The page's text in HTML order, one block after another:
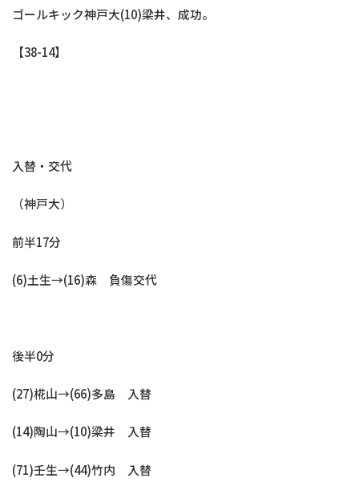
ゴールキック神戸大(10)梁井、成功。
【38-14】
入替・交代
（神戸大）
前半17分
(6)土生→(16)森 負傷交代
後半0分
(27)椛山→(66)多島 入替
(14)陶山→(10)梁井 入替
(71)壬生→(44)竹内 入替